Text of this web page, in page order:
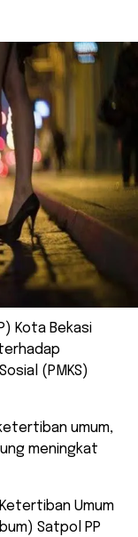
Kota Bekasi
(PMKS)
umum,
meningkat
Umum
Satpol PP